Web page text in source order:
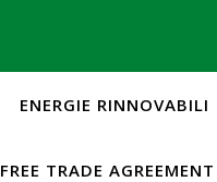
ENERGIE RINNOVABILI
FREE TRADE AGREEMENT